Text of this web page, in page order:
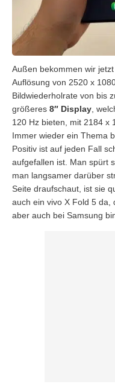
Außen bekommen wir jetzt
Auflösung von 2520 x
Bildwiederholrate von bis
größeres 8″ Display,
120 Hz bieten, mit 2184 x
Immer wieder ein Thema
Positiv ist auf jeden Fall
aufgefallen ist. Man spürt
man langsamer darüber
Seite draufschaut, ist sie
auch ein vivo X Fold 5 da,
aber auch bei Samsung